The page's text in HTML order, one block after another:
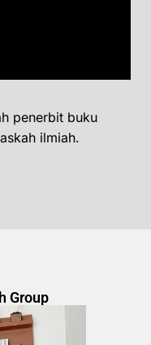
penerbit buku
ilmiah.
Group